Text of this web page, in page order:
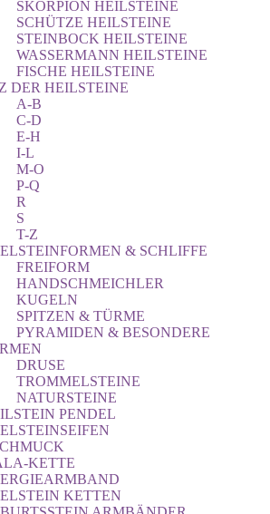
SKORPION HEILSTEINE
SCHÜTZE HEILSTEINE
STEINBOCK HEILSTEINE
WASSERMANN HEILSTEINE
FISCHE HEILSTEINE
DER HEILSTEINE
A-B
C-D
E-H
I-L
M-O
P-Q
R
S
T-Z
& SCHLIFFE
FREIFORM
HANDSCHMEICHLER
KUGELN
SPITZEN & TÜRME
PYRAMIDEN & BESONDERE
DRUSE
TROMMELSTEINE
NATURSTEINE
PENDEL
KETTE
KETTEN